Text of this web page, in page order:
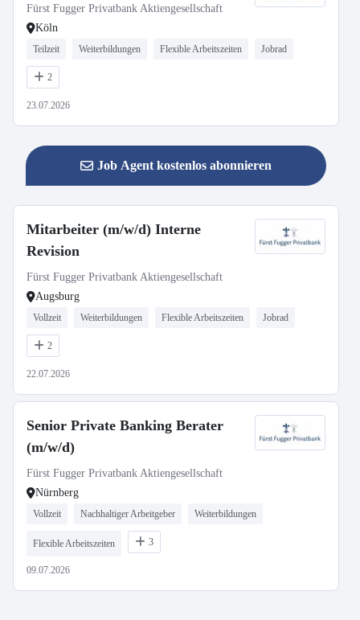
Fürst Fugger Privatbank Aktiengesellschaft
Köln
Teilzeit Weiterbildungen Flexible Arbeitszeiten Jobrad
2
23.07.2026
Job Agent kostenlos abonnieren
Mitarbeiter (m/w/d) Interne
Revision
Fürst Fugger Privatbank Aktiengesellschaft
Augsburg
Vollzeit Weiterbildungen Flexible Arbeitszeiten Jobrad
2
22.07.2026
Senior Private Banking Berater
(m/w/d)
Fürst Fugger Privatbank Aktiengesellschaft
Nürnberg
Vollzeit Nachhaltiger Arbeitgeber Weiterbildungen
Flexible Arbeitszeiten 3
09.07.2026